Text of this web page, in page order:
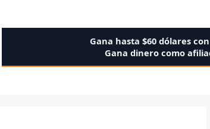
Gana hasta $60 dólares
Gana dinero como